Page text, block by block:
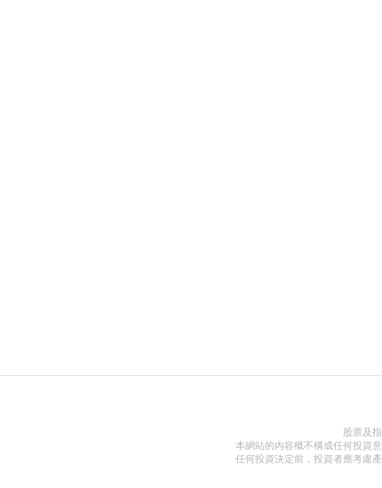
股票及
本網站的內容概不構成任何投資
任何投資決定前，投資者應考慮